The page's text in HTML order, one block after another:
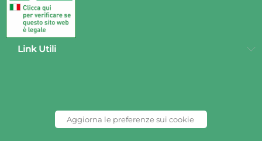
Link Utili
Aggiorna le preferenze sui cookie